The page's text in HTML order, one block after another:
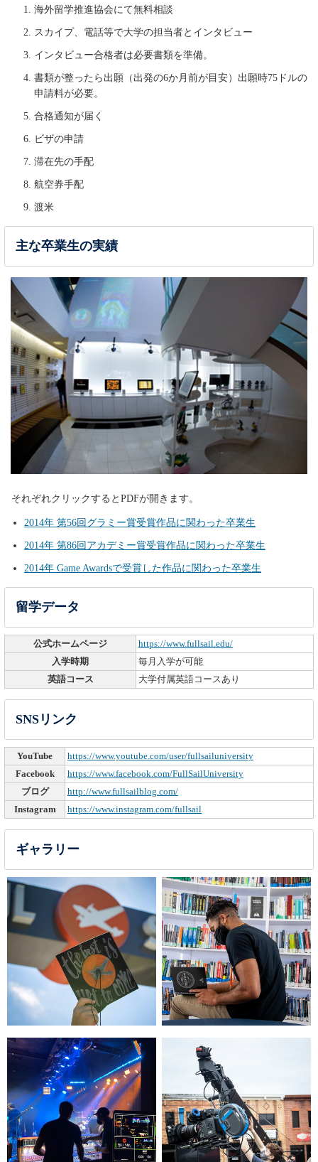
海外留学推進協会にて無料相談
スカイプ、電話等で大学の担当者とインタビュー
インタビュー合格者は必要書類を準備。
書類が整ったら出願（出発の6か月前が目安）出願時75ドルの
申請料が必要。
合格通知が届く
ビザの申請
滞在先の手配
航空券手配
渡米
主な卒業生の実績
それぞれクリックするとPDFが開きます。
2014年 第56回グラミー賞受賞作品に関わった卒業生
2014年 第86回アカデミー賞受賞作品に関わった卒業生
2014年 Game Awardsで受賞した作品に関わった卒業生
留学データ
公式ホームページ
https://www.fullsail.edu/
入学時期
毎月入学が可能
英語コース
大学付属英語コースあり
SNSリンク
YouTube
https://www.youtube.com/user/fullsailuniversity
Facebook
https://www.facebook.com/FullSailUniversity
ブログ
http://www.fullsailblog.com/
Instagram
https://www.instagram.com/fullsail
ギャラリー